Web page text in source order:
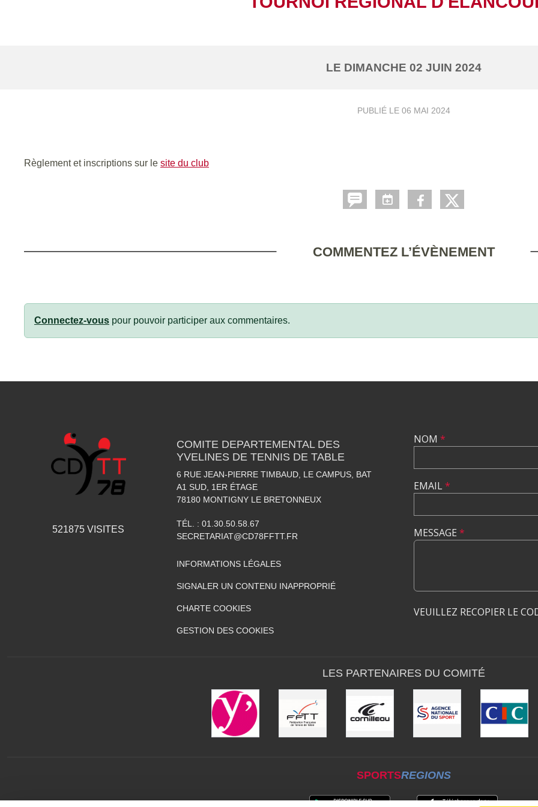
LE DIMANCHE 02 JUIN 2024
PUBLIÉ LE 06 MAI 2024
Règlement et inscriptions sur le site du club
COMMENTEZ L’ÉVÈNEMENT
Connectez-vous pour pouvoir participer aux commentaires.
521875 VISITES
COMITE DEPARTEMENTAL DES
YVELINES DE TENNIS DE TABLE
6 RUE JEAN-PIERRE TIMBAUD, LE CAMPUS, BAT
A1 SUD, 1ER ÉTAGE
78180 MONTIGNY LE BRETONNEUX
TÉL. : 01.30.50.58.67
SECRETARIAT@CD78FFTT.FR
INFORMATIONS LÉGALES
SIGNALER UN CONTENU INAPPROPRIÉ
CHARTE COOKIES
GESTION DES COOKIES
NOM *
EMAIL*
MESSAGE *
VEUILLEZ RECOPIER LE
LES PARTENAIRES DU COMITÉ
SPORTSREGIONS